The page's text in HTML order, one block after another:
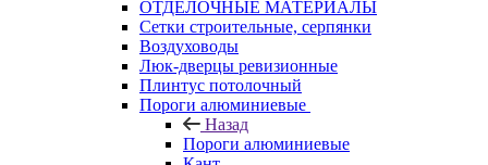
ОТДЕЛОЧНЫЕ МАТЕРИАЛЫ
Сетки строительные, серпянки
Воздуховоды
Люк-дверцы ревизионные
Плинтус потолочный
Пороги алюминиевые
Назад
Пороги алюминиевые